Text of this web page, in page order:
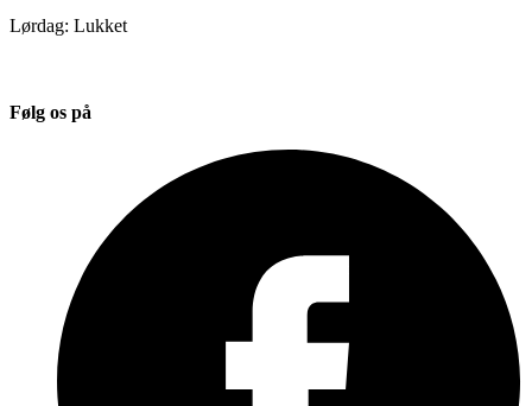
Lørdag: Lukket
Følg os på